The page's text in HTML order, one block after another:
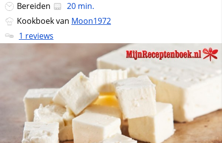
Bereiden
20 min.
Kookboek van Moon1972
1 reviews